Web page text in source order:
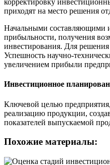
корректировку
приходят на место решения
Начальными составляющими
прибыльности, получения
инвестирования. Для
Успешность научно-
увеличением прибыли
Инвестиционное
Ключевой целью
реализацию продукции,
показателей выпускаемой
Похожие материалы: